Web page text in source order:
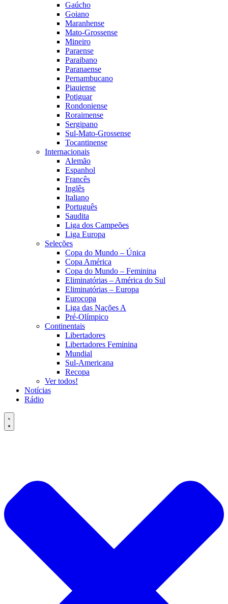
Gaúcho
Goiano
Maranhense
Mato-Grossense
Mineiro
Paraense
Paraibano
Paranaense
Pernambucano
Piauiense
Potiguar
Rondoniense
Roraimense
Sergipano
Sul-Mato-Grossense
Tocantinense
Internacionais
Alemão
Espanhol
Francês
Inglês
Italiano
Português
Saudita
Liga dos Campeões
Liga Europa
Seleções
Copa do Mundo – Única
Copa América
Copa do Mundo – Feminina
Eliminatórias – América do Sul
Eliminatórias – Europa
Eurocopa
Liga das Nações A
Pré-Olímpico
Continentais
Libertadores
Libertadores Feminina
Mundial
Sul-Americana
Recopa
Ver todos!
Notícias
Rádio